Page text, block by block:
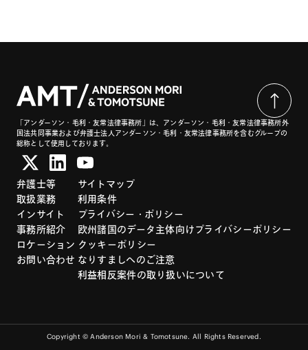
「アンダーソン・毛利・友常法律事務所」は、アンダーソン・毛利・友常法律事務所外
国法共同事業および弁護士法人アンダーソン・毛利・友常法律事務所を含むグループの
総称として使用しております。
弁護士等
取扱業務
インサイト
事務所紹介
ロケーション
お問い合わせ
サイトマップ
利用条件
プライバシー・ポリシー
欧州諸国のデータ主体向けプライバシーポリシー
クッキーポリシー
なりすましへのご注意
利益相反案件の取り扱いについて
Copyright © Anderson Mori & Tomotsune. All Rights Reserved.